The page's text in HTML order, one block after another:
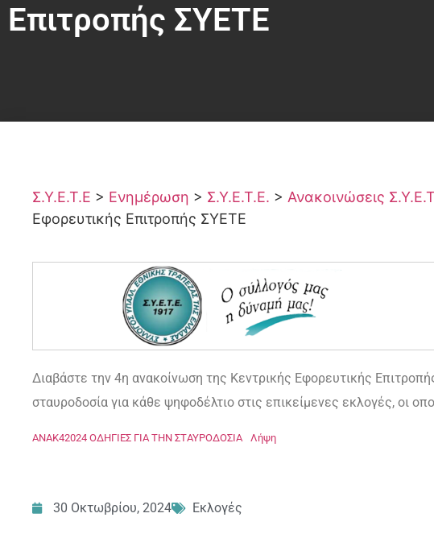
Επιτροπής ΣΥΕΤΕ
Σ.Υ.Ε.Τ.Ε > Ενημέρωση > Σ.Υ.Ε.Τ.Ε. > Ανακοινώσεις
Εφορευτικής Επιτροπής ΣΥΕΤΕ
Διαβάστε την 4η ανακοίνωση της Κεντρικής Εφορευτικής
σταυροδοσία για κάθε ψηφοδέλτιο στις επικείμενες εκλογές, οι
ΑΝΑΚ42024 ΟΔΗΓΙΕΣ ΓΙΑ ΤΗΝ ΣΤΑΥΡΟΔΟΣΙΑ Λήψη
30 Οκτωβρίου, 2024 Εκλογές